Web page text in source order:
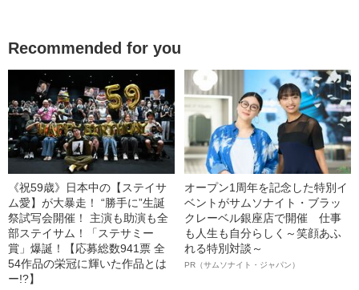
Recommended for you
《祝59歳》日本中の【ステイサ
ム愛】が大暴走！ “勝手に”生誕
祭試写会開催！ 主演も助演も全
部ステイサム！「ステサミー
賞」爆誕！【応募総数941票 全
54作品の栄冠に輝いた作品とは
ー!?】
オープン1周年を記念した特別イ
ベントがサムソナイト・ブラッ
クレーベル銀座店で開催 仕事
も人生も自分らしく～笑顔あふ
れる特別対談～
PR（サムソナイト・ジャパン）